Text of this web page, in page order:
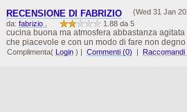
RECENSIONE DI FABRIZIO (Wed 31 Jan
da: fabrizio . 1.88 da 5
cucina buona ma atmosfera abbastanza
che piacevole e con un modo di fare non
Complimenta( Login ) | Commenti (0) |